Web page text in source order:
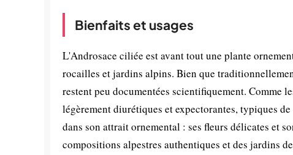
Bienfaits et usages
L'Androsace ciliée est avant tout une plante
rocailles et jardins alpins. Bien que
restent peu documentées scientifiquement. Comme
légèrement diurétiques et expectorantes, typiques
dans son attrait ornemental : ses fleurs délicates et
compositions alpestres authentiques et des jardins